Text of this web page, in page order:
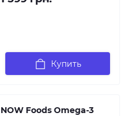
Купить
NOW Foods Omega-3